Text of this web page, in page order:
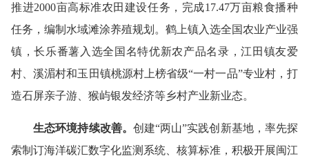
推进2000亩高标准农田建设任务，完成17.47万亩粮食播种
任务，编制水域滩涂养殖规划。鹤上镇入选全国农业产业强
镇，长乐番薯入选全国名特优新农产品名录，江田镇友爱
村、溪湄村和玉田镇桃源村上榜省级“一村一品”专业村，打
造石屏亲子游、猴屿银发经济等乡村产业新业态。
生态环境持续改善。 创建“两山”实践创新基地，率先探
索制订海洋碳汇数字化监测系统、核算标准，积极开展闽江